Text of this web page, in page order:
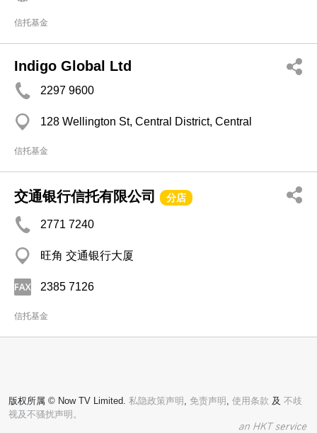
信托基金
Indigo Global Ltd
2297 9600
128 Wellington St, Central District, Central
信托基金
交通银行信托有限公司 分店
2771 7240
旺角 交通银行大厦
2385 7126
信托基金
版权所属 © Now TV Limited. 私隐政策声明 , 免责声明 , 使用条款 及 不歧
视及不骚扰声明。